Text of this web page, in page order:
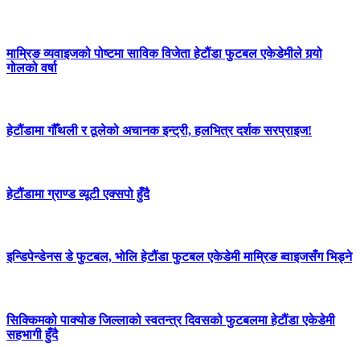
माम्रिङ व्यवाइजको पोष्टमा साविक विजेता हेटौंडा फुटबल एकेडेमीले गर्‍यो
गोलको वर्षा
हेटौंडामा गौँथली र ठूलेको अचानक इन्ट्री, हलभित्र दर्शक सरप्राइज!
हेटौंडामा ग्राण्ड व्यूटी एक्सपो हुँदै
इन्डिपेन्डेनस डे फुटबल, भोलि हेटौंडा फुटबल एकेडेमी माम्रिङ ब्वाइजसँग भिड्ने
सिक्किमको पाक्योङ जिल्लाको स्वतन्त्र दिवसको फुटबलमा हेटौंडा एकेडेमी
सहभागी हुँदै